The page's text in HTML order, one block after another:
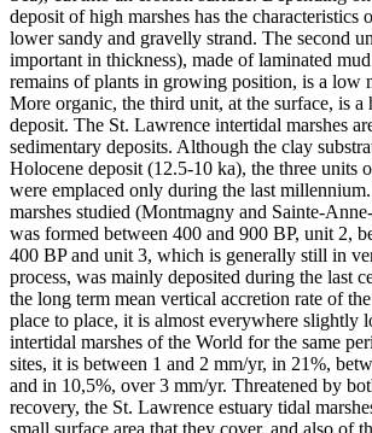
deposit of high marshes has the characteristics
lower sandy and gravelly strand. The second
important in thickness), made of laminated
remains of plants in growing position, is a low
More organic, the third unit, at the surface, is a
deposit. The St. Lawrence intertidal marshes
sedimentary deposits. Although the clay
Holocene deposit (12.5-10 ka), the three units
were emplaced only during the last
marshes studied (Montmagny and Sainte-
was formed between 400 and 900 BP, unit 2,
400 BP and unit 3, which is generally still in
process, was mainly deposited during the last
the long term mean vertical accretion rate of
place to place, it is almost everywhere slightly
intertidal marshes of the World for the same
sites, it is between 1 and 2 mm/yr, in 21%,
and in 10,5%, over 3 mm/yr. Threatened by
recovery, the St. Lawrence estuary tidal
small surface area that they cover, and also of